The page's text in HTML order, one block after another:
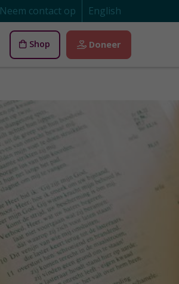
Neem contact op English
Shop Doneer